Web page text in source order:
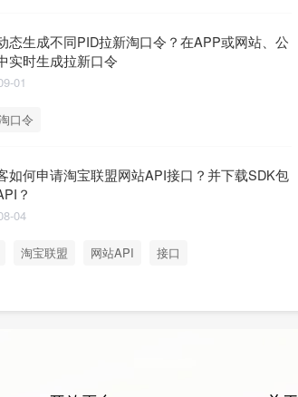
态生成不同PID拉新淘口令？在APP或网站、公
实时生成拉新口令
01
口令
如何申请淘宝联盟网站API接口？并下载SDK包
？
04
淘宝联盟 网站API 接口